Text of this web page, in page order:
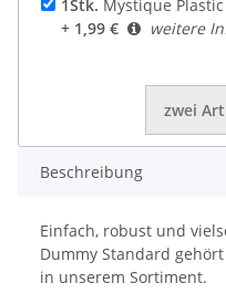
1Stk. Mystique
+ 1,99 €
weitere
zwei
Beschreibung
Einfach, robust und
Dummy Standard
in unserem Sortiment.